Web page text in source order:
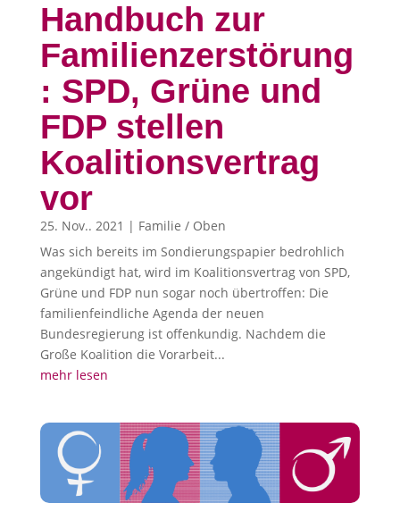
Handbuch zur
Familienzerstörung
: SPD, Grüne und
FDP stellen
Koalitionsvertrag
vor
25. Nov.. 2021 | Familie / Oben
Was sich bereits im Sondierungspapier bedrohlich
angekündigt hat, wird im Koalitionsvertrag von SPD,
Grüne und FDP nun sogar noch übertroffen: Die
familienfeindliche Agenda der neuen
Bundesregierung ist offenkundig. Nachdem die
Große Koalition die Vorarbeit...
mehr lesen